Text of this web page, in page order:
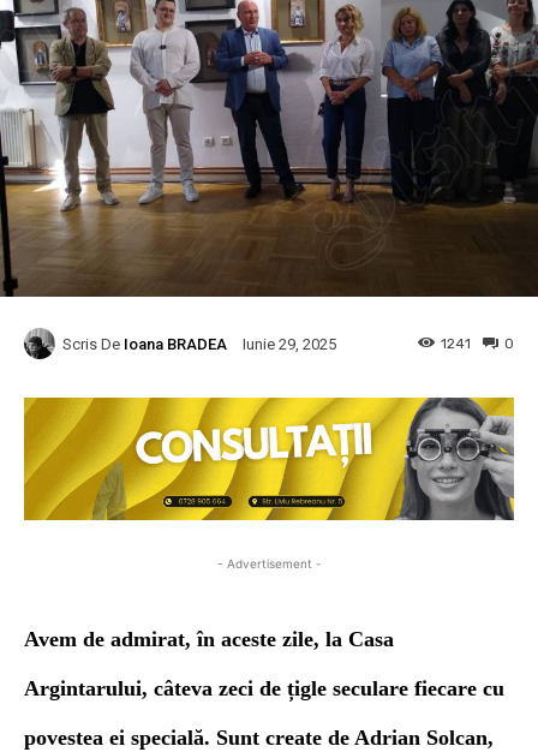
Scris De Ioana BRADEA Iunie 29, 2025 0
1241
- Advertisement -
Avem de admirat, în aceste zile, la Casa
Argintarului, câteva zeci de țigle seculare fiecare cu
povestea ei specială. Sunt create de Adrian Solcan,